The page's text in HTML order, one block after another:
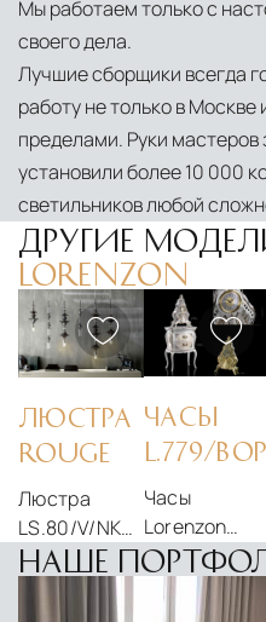
Мы работаем только с
своего дела.
Лучшие сборщики всегда
работу не только в
пределами. Руки мастеров
установили более 10 000
светильников любой
ДРУГИЕ
LORENZON
ЛЮСТРА
ROUGE
Люстра
LS.80/V/NKSL
Rouge от
ЧАСЫ
L.779/BOP
Часы
Lorenzon
Cheramice -
L.779/BOP
НАШЕ